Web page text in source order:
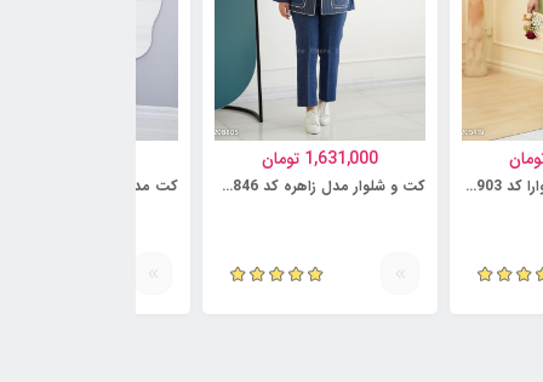
کت و شلوار مدل شیوارا کد 6230903
1,631,000 تومان
کت و شلوار مدل زاهره کد 6230846 کت مدل سروشا کد 6218735